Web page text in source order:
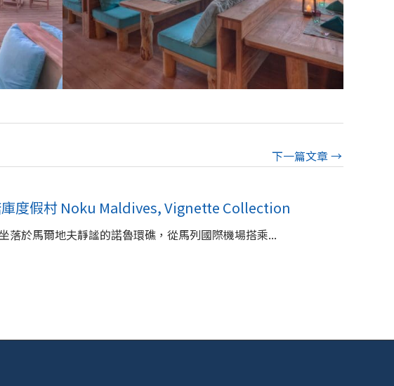
下一篇文章→
度假村 Noku Maldives, Vignette Collection
落於馬爾地夫靜謐的諾魯環礁，從馬列國際機場搭乘...